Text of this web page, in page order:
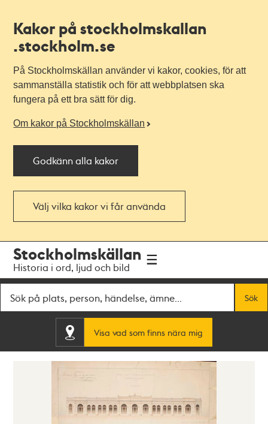
Kakor på stockholmskallan
.stockholm.se
På Stockholmskällan använder vi kakor, cookies, för att
sammanställa statistik och för att webbplatsen ska
fungera på ett bra sätt för dig.
Om kakor på Stockholmskällan
Godkänn alla kakor
Välj vilka kakor vi får använda
navigationen
huvudinnehållet
Stockholmskällan
Historia i ord, ljud och bild
Sök
Visa vad som finns nära mig